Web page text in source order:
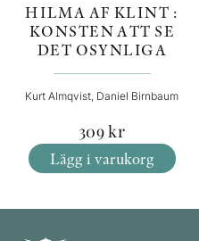
HILMA AF KLINT :
KONSTEN ATT SE
DET OSYNLIGA
Kurt Almqvist, Daniel Birnbaum
309kr
Lägg i varukorg